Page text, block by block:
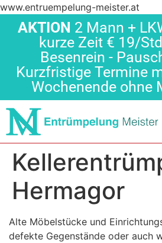
www.entruempelung-meister.at
AKTION 2 Mann +
kurze Zeit € 19/
Besenrein -
Kurzfristige Termine
Wochenende ohne
Hermagor
Alte Möbelstücke und
defekte Gegenstände oder auch